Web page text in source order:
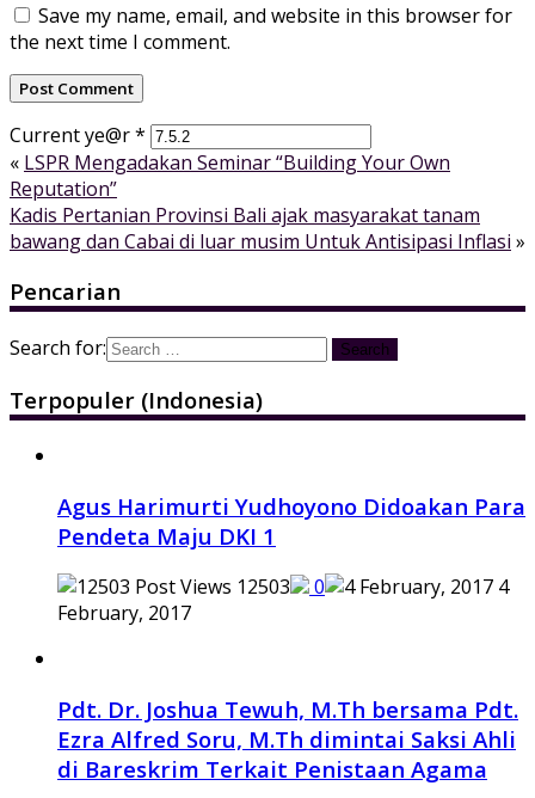
Save my name, email, and website in this browser for
the next time I comment.
Current ye@r*
« LSPR Mengadakan Seminar “Building Your Own
Reputation”
Kadis Pertanian Provinsi Bali ajak masyarakat tanam
bawang dan Cabai di luar musim Untuk Antisipasi Inflasi »
Pencarian
Search for:
Terpopuler (Indonesia)
Agus Harimurti Yudhoyono Didoakan Para
Pendeta Maju DKI 1
12503 0
4
February, 2017
Pdt. Dr. Joshua Tewuh, M.Th bersama Pdt.
Ezra Alfred Soru, M.Th dimintai Saksi Ahli
di Bareskrim Terkait Penistaan Agama